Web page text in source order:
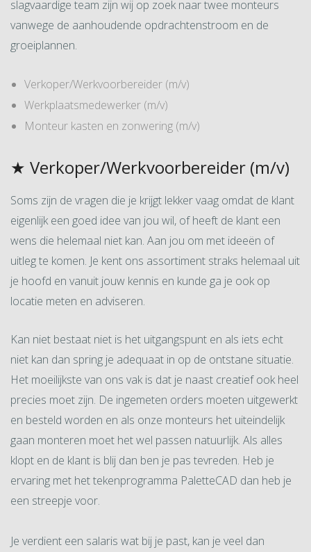
slagvaardige team zijn wij op zoek naar twee monteurs
vanwege de aanhoudende opdrachtenstroom en de
groeiplannen.
Verkoper/Werkvoorbereider (m/v)
Werkplaatsmedewerker (m/v)
Monteur kasten en zonwering (m/v)
★ Verkoper/Werkvoorbereider (m/v)
Soms zijn de vragen die je krijgt lekker vaag omdat de klant
eigenlijk een goed idee van jou wil, of heeft de klant een
wens die helemaal niet kan. Aan jou om met ideeën of
uitleg te komen. Je kent ons assortiment straks helemaal uit
je hoofd en vanuit jouw kennis en kunde ga je ook op
locatie meten en adviseren.
Kan niet bestaat niet is het uitgangspunt en als iets echt
niet kan dan spring je adequaat in op de ontstane situatie.
Het moeilijkste van ons vak is dat je naast creatief ook heel
precies moet zijn. De ingemeten orders moeten uitgewerkt
en besteld worden en als onze monteurs het uiteindelijk
gaan monteren moet het wel passen natuurlijk. Als alles
klopt en de klant is blij dan ben je pas tevreden. Heb je
ervaring met het tekenprogramma PaletteCAD dan heb je
een streepje voor.
Je verdient een salaris wat bij je past, kan je veel dan